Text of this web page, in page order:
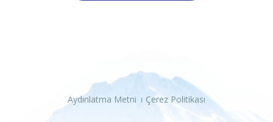
Aydınlatma Metni Çerez Politikası